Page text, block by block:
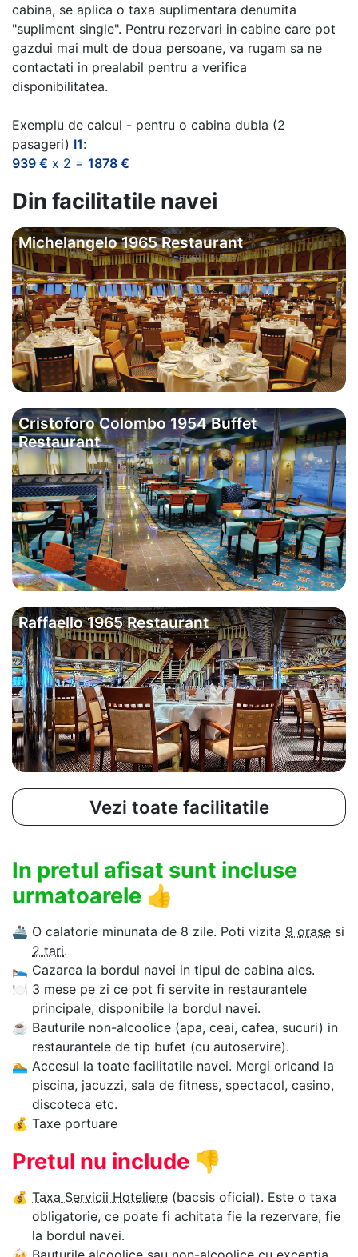
cabina, se aplica o taxa suplimentara denumita
"supliment single". Pentru rezervari in cabine care pot
gazdui mai mult de doua persoane, va rugam sa ne
contactati in prealabil pentru a verifica
disponibilitatea.
Exemplu de calcul - pentru o cabina dubla (2
pasageri) I1:
939 € x 2 = 1878 €
Din facilitatile navei
Michelangelo 1965 Restaurant
Cristoforo Colombo 1954 Buffet
Restaurant
Raffaello 1965 Restaurant
Vezi toate facilitatile
In pretul afisat sunt incluse
urmatoarele 👍
🚢 O calatorie minunata de 8 zile. Poti vizita 9 orase si
2 tari.
🛌 Cazarea la bordul navei in tipul de cabina ales.
🍽 3 mese pe zi ce pot fi servite in restaurantele
principale, disponibile la bordul navei.
☕ Bauturile non-alcoolice (apa, ceai, cafea, sucuri) in
restaurantele de tip bufet (cu autoservire).
🏊‍ Accesul la toate facilitatile navei. Mergi oricand la
piscina, jacuzzi, sala de fitness, spectacol, casino,
discoteca etc.
💰 Taxe portuare
Pretul nu include 👎
💰 Taxa Servicii Hoteliere (bacsis oficial). Este o taxa
obligatorie, ce poate fi achitata fie la rezervare, fie
la bordul navei.